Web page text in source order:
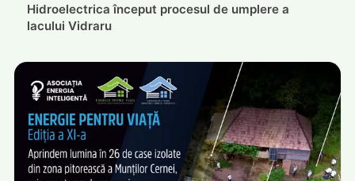
Hidroelectrica început procesul de umplere a
lacului Vidraru